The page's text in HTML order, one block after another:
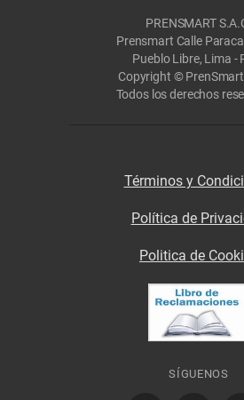
PRENSMART
Prensmart Calle
Pueblo Libre, Lima -
Copyright © PrenSmart
Todos los derechos
Términos y
Política de
Politica de
SÍGUENOS